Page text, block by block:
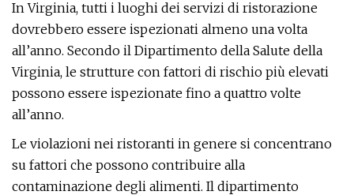
In Virginia, tutti i luoghi dei servizi di ristorazione
dovrebbero essere ispezionati almeno una volta
all’anno. Secondo il Dipartimento della Salute della
Virginia, le strutture con fattori di rischio più elevati
possono essere ispezionate fino a quattro volte
all’anno.
Le violazioni nei ristoranti in genere si concentrano
su fattori che possono contribuire alla
contaminazione degli alimenti. Il dipartimento